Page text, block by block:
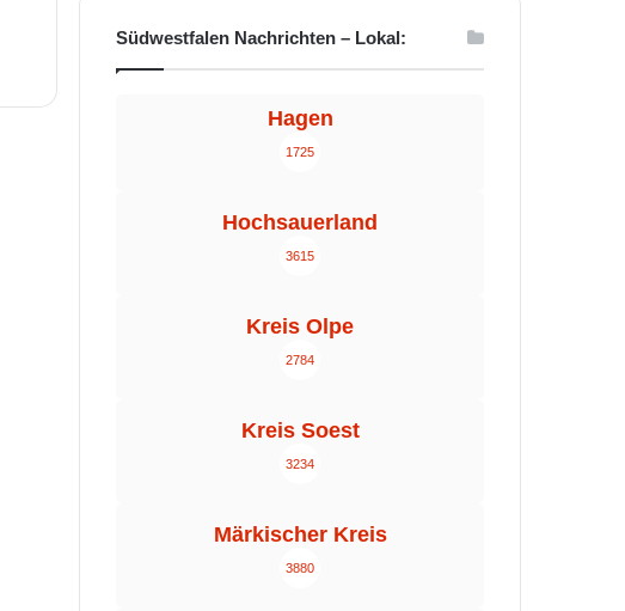
Südwestfalen Nachrichten – Lokal:
Hagen
1725
Hochsauerland
3615
Kreis Olpe
2784
Kreis Soest
3234
Märkischer Kreis
3880